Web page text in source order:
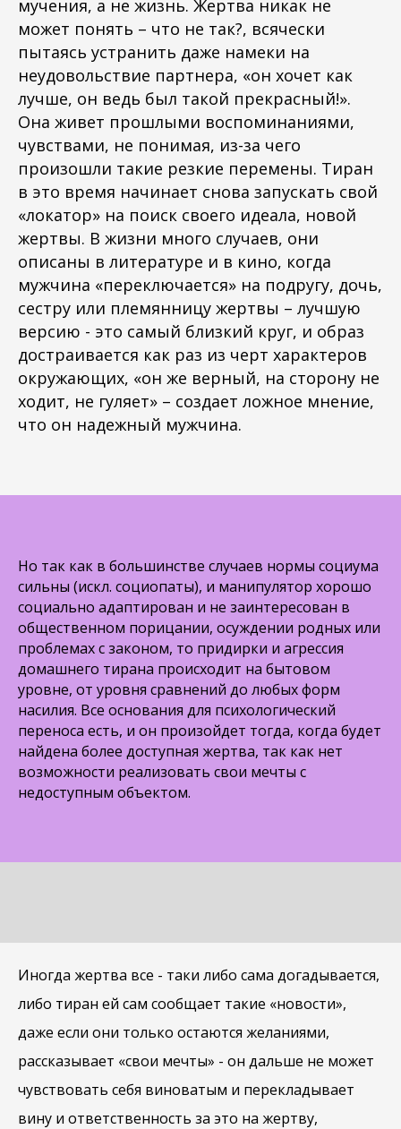
мучения, а не жизнь. Жертва никак не
может понять – что не так?, всячески
пытаясь устранить даже намеки на
неудовольствие партнера, «он хочет как
лучше, он ведь был такой прекрасный!».
Она живет прошлыми воспоминаниями,
чувствами, не понимая, из-за чего
произошли такие резкие перемены. Тиран
в это время начинает снова запускать свой
«локатор» на поиск своего идеала, новой
жертвы. В жизни много случаев, они
описаны в литературе и в кино, когда
мужчина «переключается» на подругу, дочь,
сестру или племянницу жертвы – лучшую
версию - это самый близкий круг, и образ
достраивается как раз из черт характеров
окружающих, «он же верный, на сторону не
ходит, не гуляет» – создает ложное мнение,
что он надежный мужчина.
Но так как в большинстве случаев нормы социума
сильны (искл. социопаты), и манипулятор хорошо
социально адаптирован и не заинтересован в
общественном порицании, осуждении родных или
проблемах с законом, то придирки и агрессия
домашнего тирана происходит на бытовом
уровне, от уровня сравнений до любых форм
насилия. Все основания для психологический
переноса есть, и он произойдет тогда, когда будет
найдена более доступная жертва, так как нет
возможности реализовать свои мечты с
недоступным объектом.
Иногда жертва все - таки либо сама догадывается,
либо тиран ей сам сообщает такие «новости»,
даже если они только остаются желаниями,
рассказывает «свои мечты» - он дальше не может
чувствовать себя виноватым и перекладывает
вину и ответственность за это на жертву,